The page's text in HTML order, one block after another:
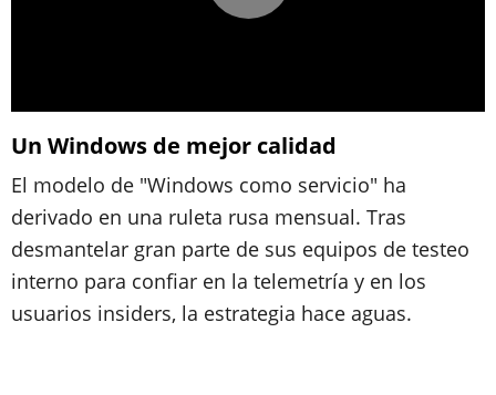
Un Windows de mejor calidad
El modelo de "Windows como servicio" ha
derivado en una ruleta rusa mensual. Tras
desmantelar gran parte de sus equipos de testeo
interno para confiar en la telemetría y en los
usuarios insiders, la estrategia hace aguas.